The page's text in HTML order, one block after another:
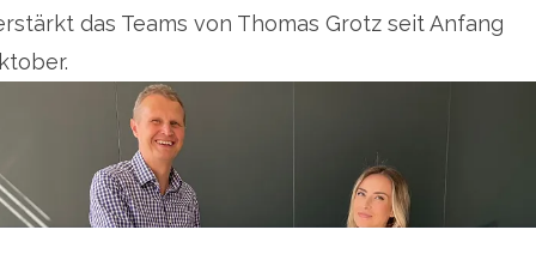
das Teams von Thomas Grotz seit Anfang